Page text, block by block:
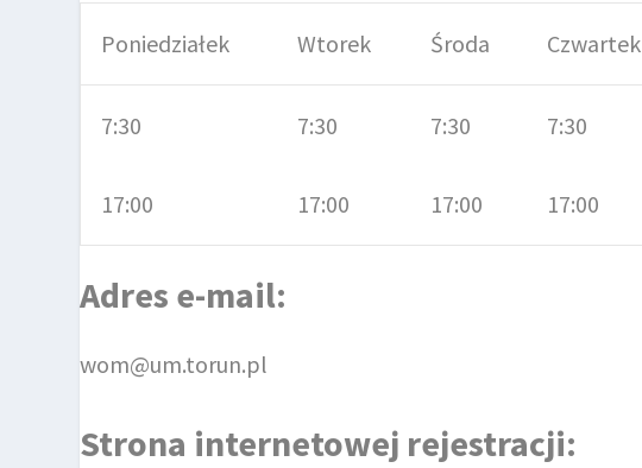
Poniedziałek Wtorek Środa Czwartek
7:30
17:00
7:30
17:00
7:30
17:00
7:30
17:00
Adres e-mail:
wom@um.torun.pl
Strona internetowej rejestracji: